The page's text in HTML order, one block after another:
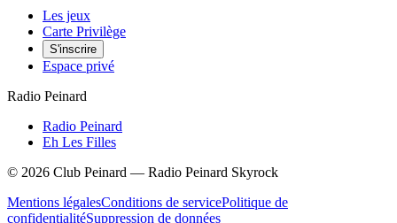
Les jeux
Carte Privilège
S'inscrire
Espace privé
Radio Peinard
Radio Peinard
Eh Les Filles
© 2026 Club Peinard — Radio Peinard Skyrock
Mentions légalesConditions de servicePolitique de
confidentialitéSuppression de données